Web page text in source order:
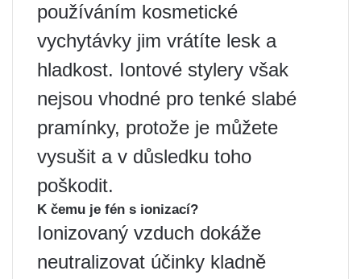
používáním kosmetické
vychytávky jim vrátíte lesk a
hladkost. Iontové stylery však
nejsou vhodné pro tenké slabé
pramínky, protože je můžete
vysušit a v důsledku toho
poškodit.
K čemu je fén s ionizací?
Ionizovaný vzduch dokáže
neutralizovat účinky kladně